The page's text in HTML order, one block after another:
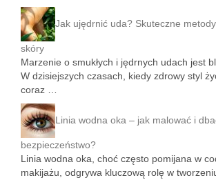
Jak ujędrnić uda? Skuteczne
skóry
Marzenie o smukłych i jędrnych udach jest
W dzisiejszych czasach, kiedy zdrowy styl
coraz …
Linia wodna oka – jak malować i
bezpieczeństwo?
Linia wodna oka, choć często pomijana w
makijażu, odgrywa kluczową rolę w